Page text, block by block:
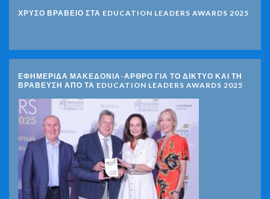
ΧΡΥΣΟ ΒΡΑΒΕΙΟ ΣΤΑ EDUCATION LEADERS AWARDS 2025
ΕΦΗΜΕΡΙΔΑ ΜΑΚΕΔΟΝΙΑ-ΑΡΘΡΟ ΓΙΑ ΤΟ ΔΙΚΤΥΟ ΚΑΙ ΤΗ
ΒΡΑΒΕΥΣΗ ΑΠΟ ΤΑ EDUCATION LEADERS AWARDS 2025